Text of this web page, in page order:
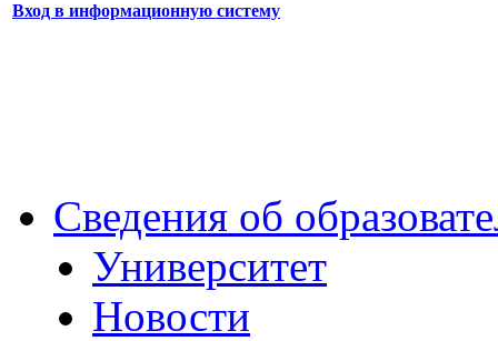
Вход в информационную систему
Сведения об
Университет
Новости